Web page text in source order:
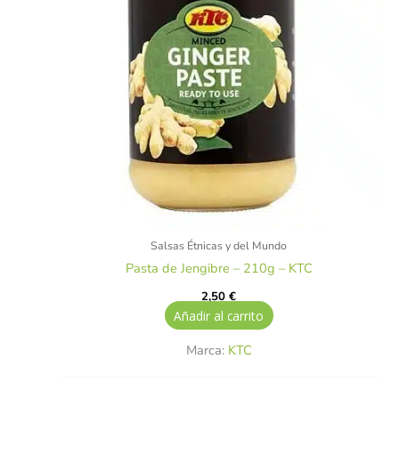
Salsas Étnicas y del Mundo
Pasta de Jengibre – 210g – KTC
2,50€
Añadir al carrito
Marca: KTC